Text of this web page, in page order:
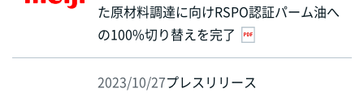
た原材料調達に向けRSPO認証パーム油へ
の100%切り替えを完了
2023/10/27プレスリリース